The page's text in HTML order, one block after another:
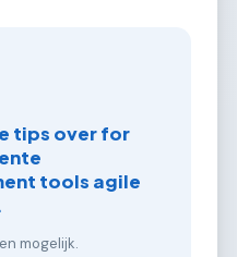
tips over for
tools agile
mogelijk.